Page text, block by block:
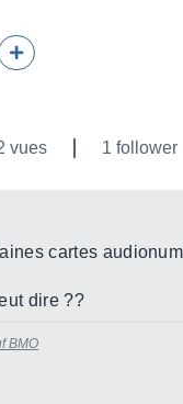
vues 1 follower
cartes
dire ??
BMO